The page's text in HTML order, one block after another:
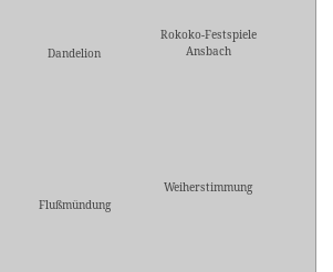
Dandelion
Rokoko-Festspiele
Ansbach
Flußmündung
Weiherstimmung